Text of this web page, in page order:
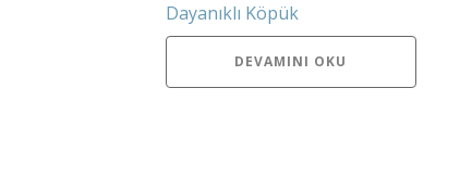
Dayanıklı Köpük
DEVAMINI OKU